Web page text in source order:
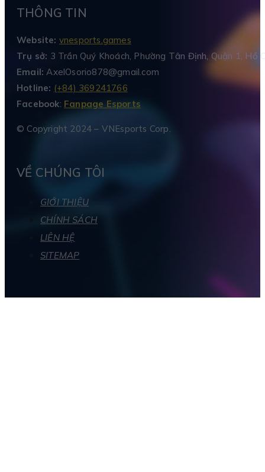
THÔNG TIN
Website: vnesports.games
Trụ sở: 3 Trần Quý Khoách, Phường Tân Định, Quận 1, Hồ
Email:AxelOsorio878@gmail.com
Hotline: (+84) 369241766
Facebook: Fanpage Esports
© Copyright 2024 – VNEsports Corp.
VỀ CHÚNG TÔI
GIỚI THIỆU
CHÍNH SÁCH
LIÊN HỆ
SITEMAP